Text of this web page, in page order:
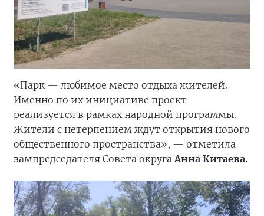
«Парк — любимое место отдыха жителей.
Именно по их инициативе проект
реализуется в рамках народной программы.
Жители с нетерпением ждут открытия нового
общественного пространства», — отметила
зампредседателя Совета округаАнна Китаева.